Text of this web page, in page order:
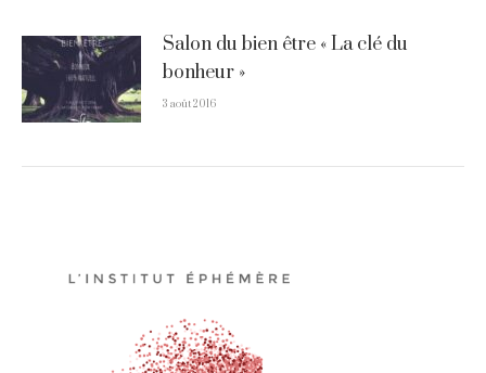
Salon du bien être « La clé du
bonheur »
3 août 2016